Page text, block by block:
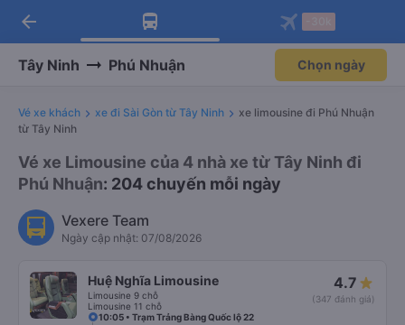
Tải app Vexere ngay!
Nhận ưu đãi thành viên độc
Mở app
Tải app Vexere
-30k/ghế khi đặt vé máy bay qua
Mở app
arrow_back
Tây Ninh Phú Nhuận Chọn ngày
Vé xe khách xe đi Sài Gòn từ Tây Ninh
xe limousine đi Phú Nhuận
từ Tây Ninh
Vé xe Limousine của 4 nhà xe từ Tây Ninh đi
Phú Nhuận: 204 chuyến mỗi ngày
Vexere Team
Ngày cập nhật: 07/08/2026
Huệ Nghĩa Limousine
Limousine 9 chỗ
Limousine 11 chỗ
4.7
(347 đánh giá)
10:05 • Trạm Trảng Bàng Quốc lộ 22